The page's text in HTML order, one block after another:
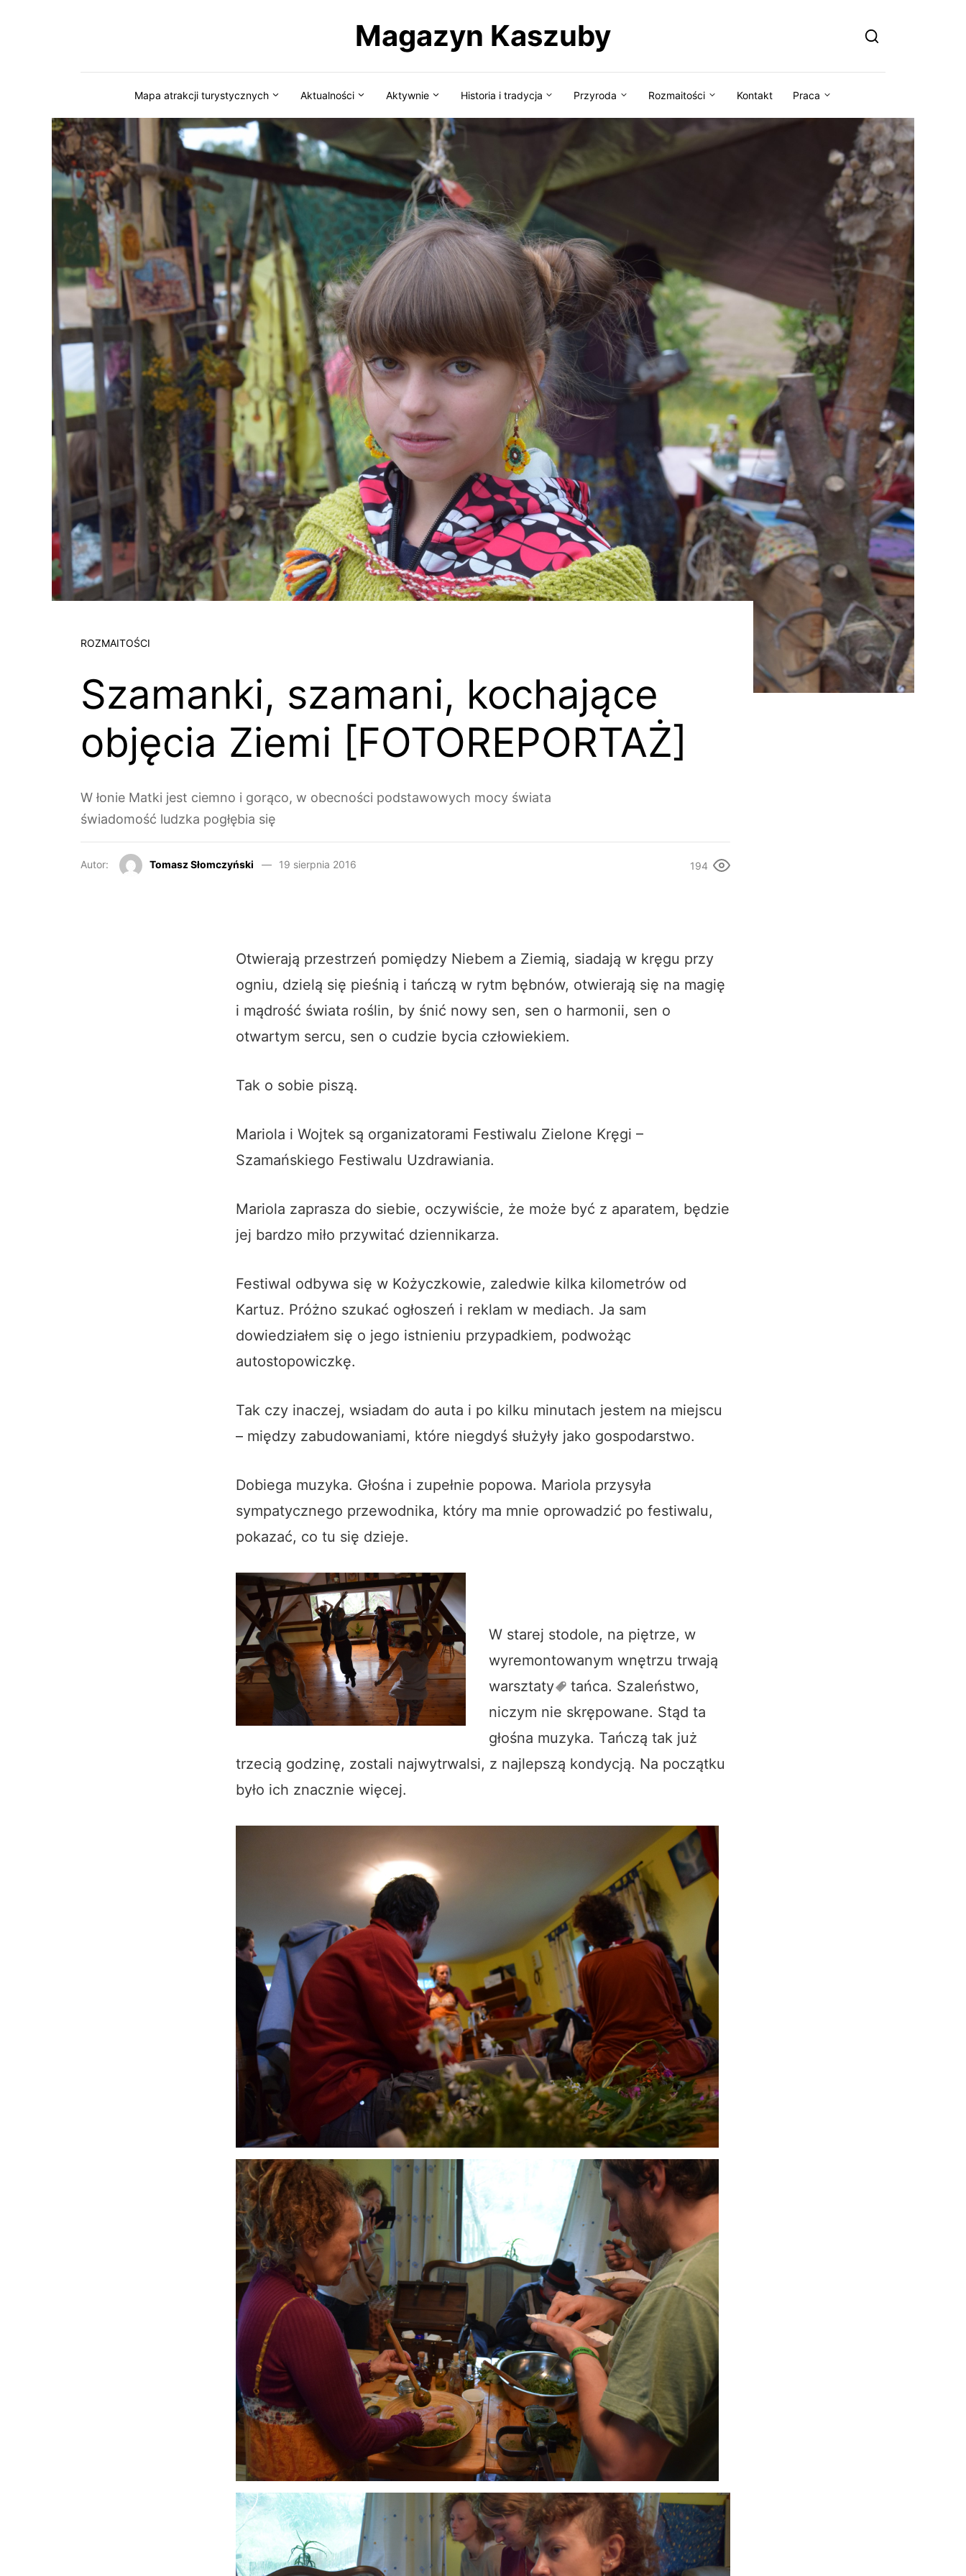
Magazyn Kaszuby
Mapa atrakcji turystycznych Aktualności Aktywnie Historia i tradycja Przyroda Rozmaitości Kontakt Praca
ROZMAITOŚCI
Szamanki, szamani, kochające
objęcia Ziemi [FOTOREPORTAŻ]
W łonie Matki jest ciemno i gorąco, w obecności podstawowych mocy świata
świadomość ludzka pogłębia się
Autor: Tomasz Słomczyński 19 sierpnia 2016 194
Otwierają przestrzeń pomiędzy Niebem a Ziemią, siadają w kręgu przy
ogniu, dzielą się pieśnią i tańczą w rytm bębnów, otwierają się na magię
i mądrość świata roślin, by śnić nowy sen, sen o harmonii, sen o
otwartym sercu, sen o cudzie bycia człowiekiem.
Tak o sobie piszą.
Mariola i Wojtek są organizatorami Festiwalu Zielone Kręgi –
Szamańskiego Festiwalu Uzdrawiania.
Mariola zaprasza do siebie, oczywiście, że może być z aparatem, będzie
jej bardzo miło przywitać dziennikarza.
Festiwal odbywa się w Kożyczkowie, zaledwie kilka kilometrów od
Kartuz. Próżno szukać ogłoszeń i reklam w mediach. Ja sam
dowiedziałem się o jego istnieniu przypadkiem, podwożąc
autostopowiczkę.
Tak czy inaczej, wsiadam do auta i po kilku minutach jestem na miejscu
– między zabudowaniami, które niegdyś służyły jako gospodarstwo.
Dobiega muzyka. Głośna i zupełnie popowa. Mariola przysyła
sympatycznego przewodnika, który ma mnie oprowadzić po festiwalu,
pokazać, co tu się dzieje.
W starej stodole, na piętrze, w
wyremontowanym wnętrzu trwają
warsztaty
tańca. Szaleństwo,
niczym nie skrępowane. Stąd ta
głośna muzyka. Tańczą tak już
trzecią godzinę, zostali najwytrwalsi, z najlepszą kondycją. Na początku
było ich znacznie więcej.